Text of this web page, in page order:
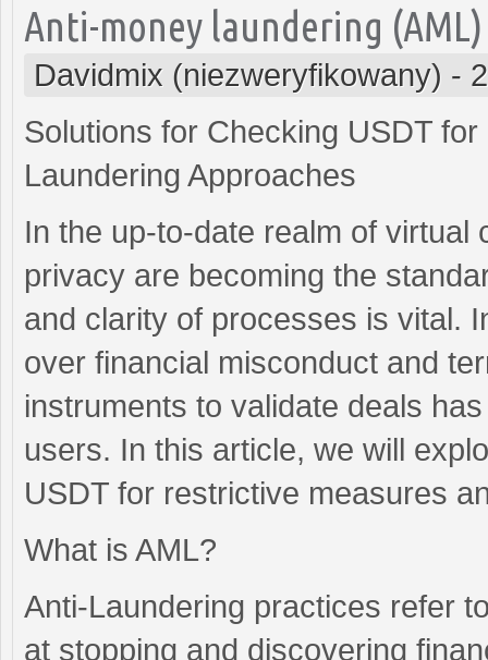
Anti-money laundering (AML)
Davidmix (niezweryfikowany) -
Solutions for Checking USDT
Laundering Approaches
In the up-to-date realm of
privacy are becoming the
and clarity of processes is vital.
over financial misconduct and
instruments to validate deals
users. In this article, we will
USDT for restrictive measures
What is AML?
Anti-Laundering practices refer
at stopping and discovering